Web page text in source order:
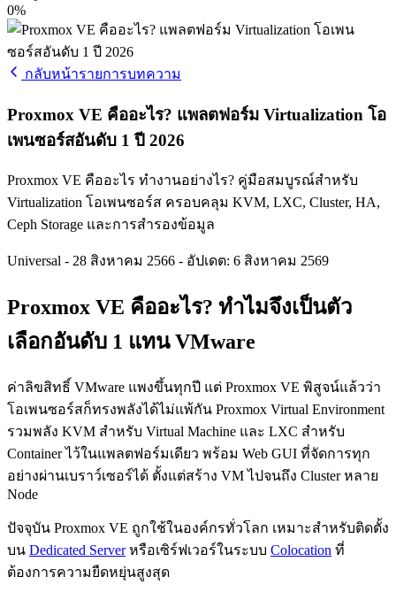
0%
กลับหน้ารายการบทความ
Proxmox VE คืออะไร? แพลตฟอร์ม Virtualization โอ
เพนซอร์สอันดับ 1 ปี 2026
Proxmox VE คืออะไร ทำงานอย่างไร? คู่มือสมบูรณ์สำหรับ
Virtualization โอเพนซอร์ส ครอบคลุม KVM, LXC, Cluster, HA,
Ceph Storage และการสำรองข้อมูล
Universal - 28 สิงหาคม 2566 - อัปเดต: 6 สิงหาคม 2569
Proxmox VE คืออะไร? ทำไมจึงเป็นตัว
เลือกอันดับ 1 แทน VMware
ค่าลิขสิทธิ์ VMware แพงขึ้นทุกปี แต่ Proxmox VE พิสูจน์แล้วว่า
โอเพนซอร์สก็ทรงพลังได้ไม่แพ้กัน Proxmox Virtual Environment
รวมพลัง KVM สำหรับ Virtual Machine และ LXC สำหรับ
Container ไว้ในแพลตฟอร์มเดียว พร้อม Web GUI ที่จัดการทุก
อย่างผ่านเบราว์เซอร์ได้ ตั้งแต่สร้าง VM ไปจนถึง Cluster หลาย
Node
ปัจจุบัน Proxmox VE ถูกใช้ในองค์กรทั่วโลก เหมาะสำหรับติดตั้ง
บน Dedicated Serverหรือเซิร์ฟเวอร์ในระบบ Colocation ที่
ต้องการความยืดหยุ่นสูงสุด